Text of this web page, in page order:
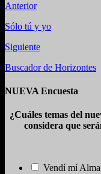
Anterior
Sólo tú y yo
Siguiente
Buscador de Horizontes
NUEVA Encuesta
¿Cuáles temas del
considera que
Vendí mí